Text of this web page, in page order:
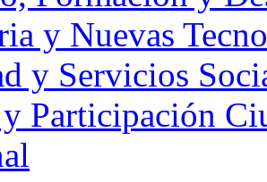
y Nuevas
y Servicios
Participación